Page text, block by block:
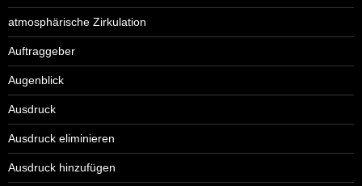
atmosphärische Zirkulation
Auftraggeber
Augenblick
Ausdruck
Ausdruck eliminieren
Ausdruck hinzufügen